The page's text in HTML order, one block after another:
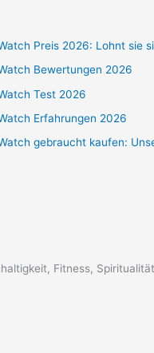
Preis 2026: Lohnt sie
Bewertungen 2026
Test 2026
Erfahrungen 2026
gebraucht kaufen:
Fitness,